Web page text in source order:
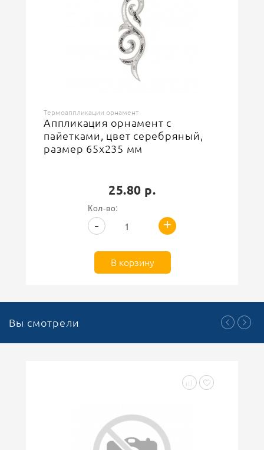
Термоаппликации орнамент
Аппликация орнамент с
пайетками, цвет серебряный,
размер 65х235 мм
25.80 р.
Кол-во:
+
-
В корзину
Вы смотрели